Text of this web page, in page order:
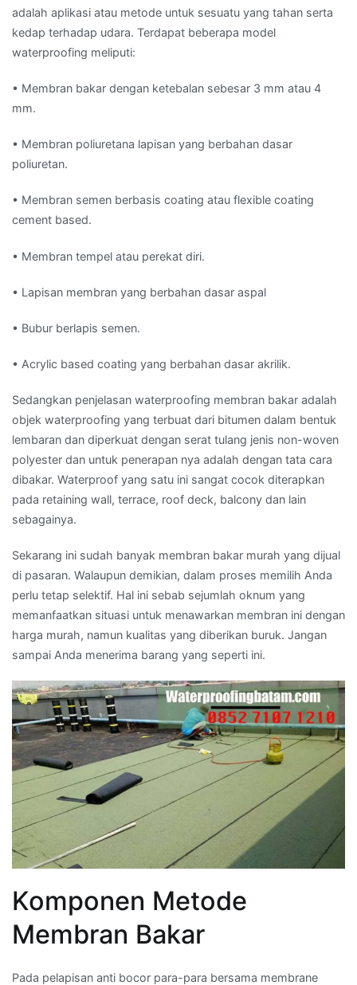
adalah aplikasi atau metode untuk sesuatu yang tahan serta
kedap terhadap udara. Terdapat beberapa model
waterproofing meliputi:
• Membran bakar dengan ketebalan sebesar 3 mm atau 4
mm.
• Membran poliuretana lapisan yang berbahan dasar
poliuretan.
• Membran semen berbasis coating atau flexible coating
cement based.
• Membran tempel atau perekat diri.
• Lapisan membran yang berbahan dasar aspal
• Bubur berlapis semen.
• Acrylic based coating yang berbahan dasar akrilik.
Sedangkan penjelasan waterproofing membran bakar adalah
objek waterproofing yang terbuat dari bitumen dalam bentuk
lembaran dan diperkuat dengan serat tulang jenis non-woven
polyester dan untuk penerapan nya adalah dengan tata cara
dibakar. Waterproof yang satu ini sangat cocok diterapkan
pada retaining wall, terrace, roof deck, balcony dan lain
sebagainya.
Sekarang ini sudah banyak membran bakar murah yang dijual
di pasaran. Walaupun demikian, dalam proses memilih Anda
perlu tetap selektif. Hal ini sebab sejumlah oknum yang
memanfaatkan situasi untuk menawarkan membran ini dengan
harga murah, namun kualitas yang diberikan buruk. Jangan
sampai Anda menerima barang yang seperti ini.
Komponen Metode
Membran Bakar
Pada pelapisan anti bocor para-para bersama membrane